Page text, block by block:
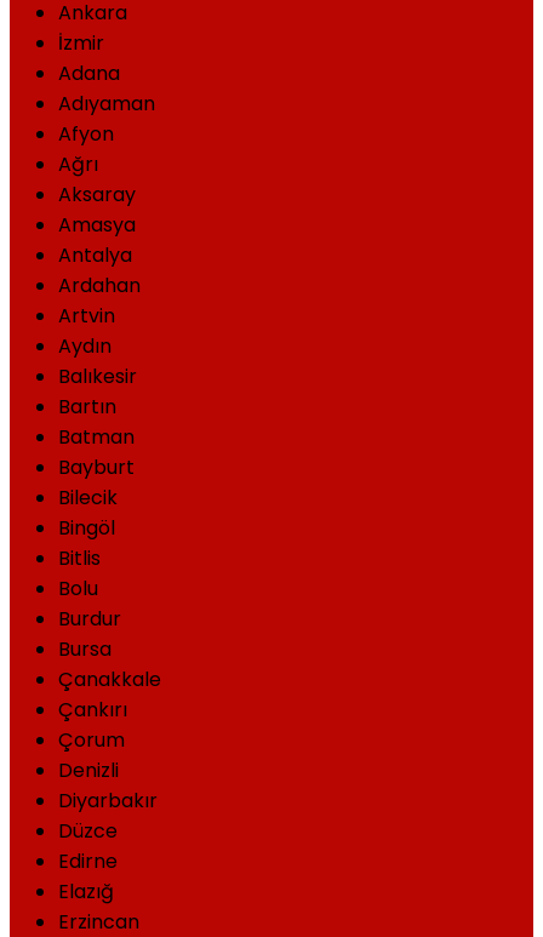
Ankara
İzmir
Adana
Adıyaman
Afyon
Ağrı
Aksaray
Amasya
Antalya
Ardahan
Artvin
Aydın
Balıkesir
Bartın
Batman
Bayburt
Bilecik
Bingöl
Bitlis
Bolu
Burdur
Bursa
Çanakkale
Çankırı
Çorum
Denizli
Diyarbakır
Düzce
Edirne
Elazığ
Erzincan